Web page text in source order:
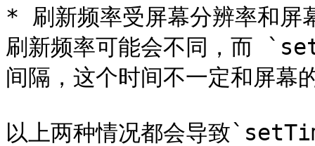
* 刷新频率受屏幕分辨率和屏
刷新频率可能会不同，而
间隔，这个时间不一定和屏幕
以上两种情况都会导致